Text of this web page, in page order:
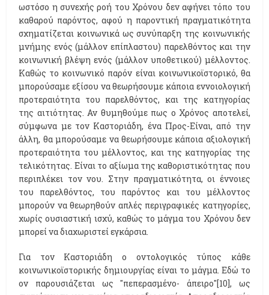
ωστόσο η συνεχής ροή του Χρόνου δεν αφήνει τόπο του
καθαρού παρόντος, αφού η παροντική πραγματικότητα
σχηματίζεται κοινωνικά ως συνύπαρξη της κοινωνικής
μνήμης ενός (μάλλον επίπλαστου) παρελθόντος και την
κοινωνική βλέψη ενός (μάλλον υποθετικού) μέλλοντος.
Καθώς το κοινωνικό παρόν είναι κοινωνικοϊστορικό, θα
μπορούσαμε εξίσου να θεωρήσουμε κάποια εννοιολογική
προτεραιότητα του παρελθόντος, και της κατηγορίας
της αιτιότητας. Αν θυμηθούμε πως ο Χρόνος αποτελεί,
σύμφωνα με τον Καστοριάδη, ένα Προς-Είναι, από την
άλλη, θα μπορούσαμε να θεωρήσουμε κάποια αξιολογική
προτεραιότητα του μέλλοντος, και της κατηγορίας της
τελικότητας. Είναι το αξίωμα της καθοριστικότητας που
περιπλέκει τον νου. Στην πραγματικότητα, οι έννοιες
του παρελθόντος, του παρόντος και του μέλλοντος
μπορούν να θεωρηθούν απλές περιγραφικές κατηγορίες,
χωρίς ουσιαστική ισχύ, καθώς το μάγμα του Χρόνου δεν
μπορεί να διαχωριστεί εγκάρσια.
Για τον Καστοριάδη ο οντολογικός τύπος κάθε
κοινωνικοϊστορικής δημιουργίας είναι το μάγμα. Εδώ το
ον παρουσιάζεται ως "πεπερασμένο- άπειρο"[10], ως